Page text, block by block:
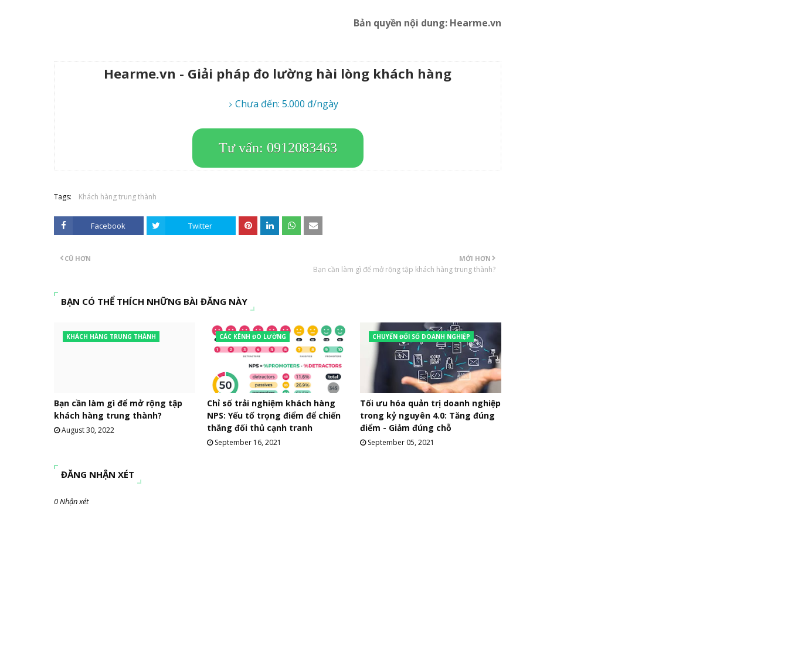
Bản quyền nội dung: Hearme.vn
Hearme.vn - Giải pháp đo lường hài lòng khách hàng
Chưa đến: 5.000 đ/ngày
Tư vấn: 0912083463
Tags: Khách hàng trung thành
Facebook Twitter
MỚI HƠN
Bạn cần làm gì để mở rộng tập khách hàng trung thành?
CŨ HƠN
BẠN CÓ THỂ THÍCH NHỮNG BÀI ĐĂNG NÀY
KHÁCH HÀNG TRUNG THÀNH
Bạn cần làm gì để mở rộng tập
khách hàng trung thành?
August 30, 2022
CÁC KÊNH ĐO LƯỜNG
Chỉ số trải nghiệm khách hàng
NPS: Yếu tố trọng điểm để chiến
thắng đối thủ cạnh tranh
September 16, 2021
CHUYỂN ĐỔI SỐ DOANH NGHIỆP
Tối ưu hóa quản trị doanh nghiệp
trong kỷ nguyên 4.0: Tăng đúng
điểm - Giảm đúng chỗ
September 05, 2021
ĐĂNG NHẬN XÉT
0 Nhận xét